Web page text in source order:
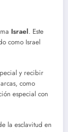
Israel. Este
como Israel
y recibir
como
especial con
la esclavitud en